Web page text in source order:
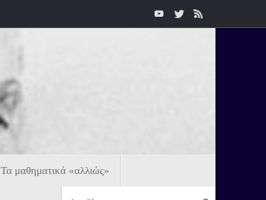
Τα μαθηματικά «αλλιώς»